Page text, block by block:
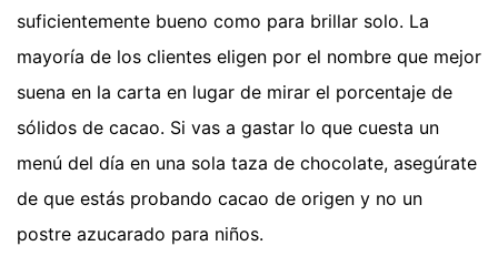
suficientemente bueno como para brillar solo. La
mayoría de los clientes eligen por el nombre que mejor
suena en la carta en lugar de mirar el porcentaje de
sólidos de cacao. Si vas a gastar lo que cuesta un
menú del día en una sola taza de chocolate, asegúrate
de que estás probando cacao de origen y no un
postre azucarado para niños.